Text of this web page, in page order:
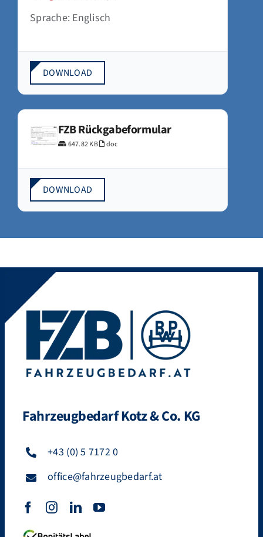
Sprache: Englisch
DOWNLOAD
FZB Rückgabeformular
647.82 KB doc
DOWNLOAD
Fahrzeugbedarf Kotz & Co. KG
+43 (0) 5 7172 0
office@fahrzeugbedarf.at